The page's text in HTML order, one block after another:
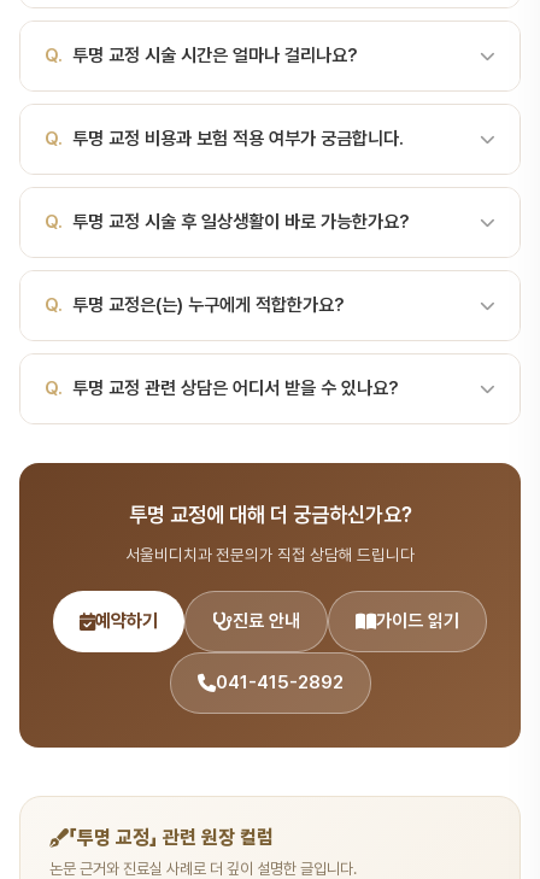
를 이동시키는 교정 방식입니다. 인비절라인(Invisalign) 등 브랜드가
알려져 있으며, 착용 시 비교적 눈에 띄지 않는 것이 장점입니다. 다만
합니다. 절차와 치료기간 일반적인 절차는 디지털 구강 스캔 → 3D
시뮬레이션 및 치료계획(ClinCheck 등) → 맞춤 트레이 제작 → 정
행됩니다. 전체 치료기간은 케이스에 따라 대체로 6~24개월 범위입
니다. 장단점 비교 항목 투명 교정 금속 브라켓 심…
사 → 치료 계획 수립 → 시술 → 경과 관찰 순서로 진행합니다. 서울
대 출신 전문의가 직접 진료합니다.
Q. 투명 교정 시술 시간은 얼마나 걸리나요?
적으로 30분~2시간 정도 소요됩니다. 정확한 시간은 진료 상담 시 안
내해 드립니다.
Q. 투명 교정 비용과 보험 적용 여부가 궁금합니다.
능한 항목도 있으니, 서울비디치과 상담(041-415-2892)을 통해 정
확한 비용과 보험 적용 여부를 확인하세요.
Q. 투명 교정 시술 후 일상생활이 바로 가능한가요?
시술 종류에 따라 주의사항이 다르므로, 담당 의사의 안내를 따라주세
요.
Q. 투명 교정은(는) 누구에게 적합한가요?
릅니다. 서울비디치과에서는 CT, X-ray 등 정밀 검사를 통해 최적의
치료 방법을 제안합니다.
Q. 투명 교정 관련 상담은 어디서 받을 수 있나요?
041-415-2892 또는 온라인 예약(bdbddc.com/reservation)
으로 상담을 받으실 수 있습니다.
투명 교정에 대해 더 궁금하신가요?
서울비디치과 전문의가 직접 상담해 드립니다
예약하기 진료 안내 가이드 읽기
041-415-2892
「투명 교정」 관련 원장 컬럼
논문 근거와 진료실 사례로 더 깊이 설명한 글입니다.